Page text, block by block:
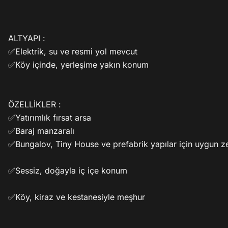
ALTYAPI :
✅Elektrik, su ve resmi yol mevcut
✅Köy içinde, yerleşime yakın konum
ÖZELLİKLER :
✅Yatırımlık fırsat arsa
✅Baraj manzaralı
✅Bungalov, Tiny House ve prefabrik yapılar için uygun
✅Sessiz, doğayla iç içe konum
✅Köy, kiraz ve kestanesiyle meşhur